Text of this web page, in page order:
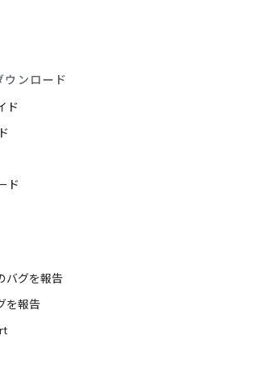
ウンロード
ド
ド
バグを報告
を報告